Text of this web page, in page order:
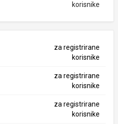
korisnike
za registrirane
korisnike
za registrirane
korisnike
za registrirane
korisnike